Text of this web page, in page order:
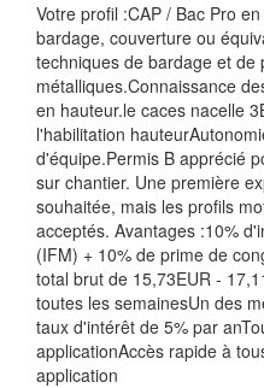
Votre profil :CAP / Bac Pro
bardage, couverture ou
techniques de bardage et de
métalliques.Connaissance
en hauteur.le caces nacelle
l'habilitation
d'équipe.Permis B apprécié
sur chantier. Une première
souhaitée, mais les profils
acceptés. Avantages :10%
(IFM) + 10% de prime de
total brut de 15,73EUR -
toutes les semainesUn des
taux d'intérêt de 5% par
applicationAccès rapide à
application